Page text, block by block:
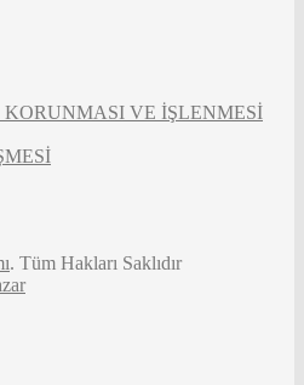
VE İŞLENMESİ
. Tüm Hakları Saklıdır